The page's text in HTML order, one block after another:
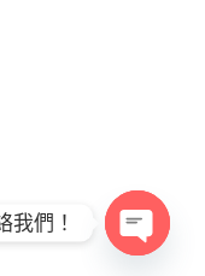
我們！